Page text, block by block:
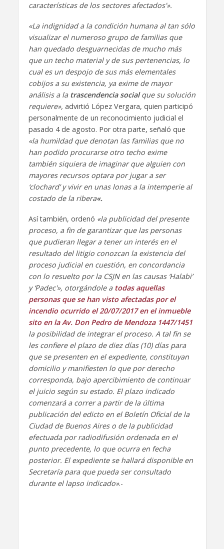
características de los sectores afectados'».
«La indignidad a la condición humana al tan sólo
visualizar el numeroso grupo de familias que
han quedado desguarnecidas de mucho más
que un techo material y de sus pertenencias, lo
cual es un despojo de sus más elementales
cobijos a su existencia, ya exime de mayor
análisis a la trascendencia socialque su solución
requiere», advirtió López Vergara, quien participó
personalmente de un reconocimiento judicial el
pasado 4 de agosto. Por otra parte, señaló que
«la humildad que denotan las familias que no
han podido procurarse otro techo exime
también siquiera de imaginar que alguien con
mayores recursos optara por jugar a ser
‘clochard’ y vivir en unas lonas a la intemperie al
costado de la ribera«.
Así también, ordenó «la publicidad del presente
proceso, a fin de garantizar que las personas
que pudieran llegar a tener un interés en el
resultado del litigio conozcan la existencia del
proceso judicial en cuestión, en concordancia
con lo resuelto por la CSJN en las causas ‘Halabi’
y ‘Padec'», otorgándole a todas aquellas
personas que se han visto afectadas por el
incendio ocurrido el 20/07/2017 en el inmueble
sito en la Av. Don Pedro de Mendoza 1447/1451
la posibilidad de integrar el proceso. A tal fin se
les confiere el plazo de diez días (10) días para
que se presenten en el expediente, constituyan
domicilio y manifiesten lo que por derecho
corresponda, bajo apercibimiento de continuar
el juicio según su estado. El plazo indicado
comenzará a correr a partir de la última
publicación del edicto en el Boletín Oficial de la
Ciudad de Buenos Aires o de la publicidad
efectuada por radiodifusión ordenada en el
punto precedente, lo que ocurra en fecha
posterior. El expediente se hallará disponible en
Secretaría para que pueda ser consultado
durante el lapso indicado».-